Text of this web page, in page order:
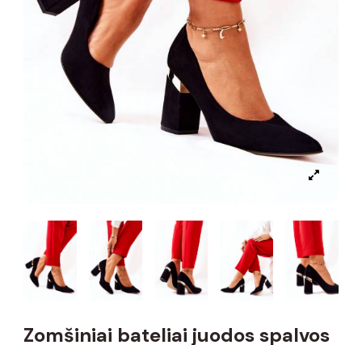
Zomšiniai bateliai juodos spalvos